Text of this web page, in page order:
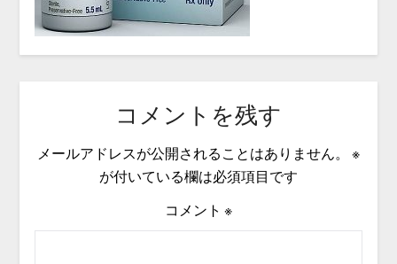
コメントを残す
メールアドレスが公開されることはありません。
※
が付いている欄は必須項目です
コメント ※